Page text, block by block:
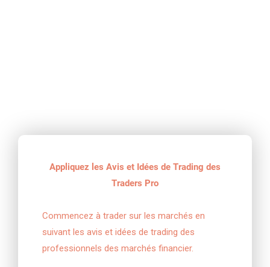
Appliquez les Avis et Idées de Trading des
Traders Pro
Commencez à trader sur les marchés en
suivant les avis et idées de trading des
professionnels des marchés financier.